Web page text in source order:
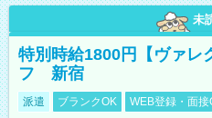
未
特別時給1800円【ヴァレ
フ 新宿
派遣 ブランクOK WEB登録・面接